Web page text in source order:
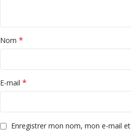
Nom *
E-mail *
Enregistrer mon nom, mon e-mail